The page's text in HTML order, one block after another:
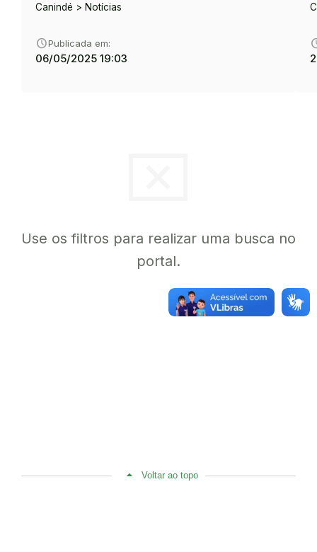
Canindé > Notícias
schedulePublicada em:
06/05/2025 19:03
Use os filtros para realizar uma busca no
portal.
Voltar ao topo